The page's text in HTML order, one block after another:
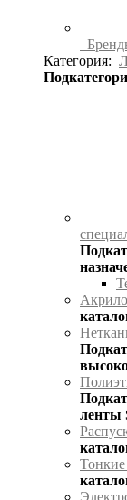
Категория:
ленты